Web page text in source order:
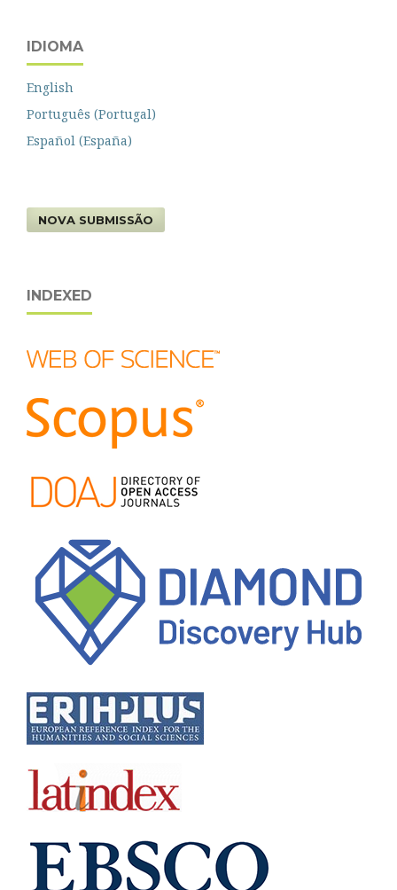
IDIOMA
English
Português (Portugal)
Español (España)
NOVA SUBMISSÃO
INDEXED